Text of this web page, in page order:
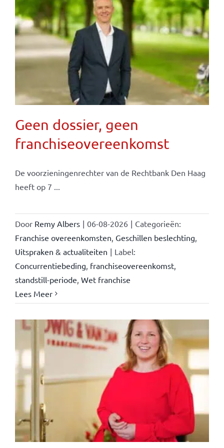
Geen dossier, geen
franchiseovereenkomst
De voorzieningenrechter van de Rechtbank Den Haag
heeft op 7 ...
Door Remy Albers | 06-08-2026 | Categorieën:
Franchise overeenkomsten, Geschillen beslechting,
Uitspraken & actualiteiten | Label:
Concurrentiebeding, franchiseovereenkomst,
standstill-periode, Wet franchise
Lees Meer